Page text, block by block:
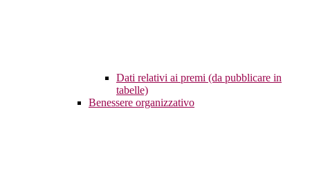
Dati relativi ai premi (da pubblicare in
tabelle)
Benessere organizzativo